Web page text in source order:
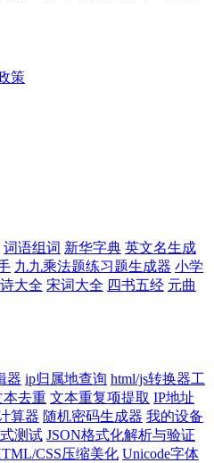
策
词语组词 新华字典 英文名生成
九九乘法题练习题生成器 小学
大全 宋词大全 四书五经 元曲
器 ip归属地查询 html/js转换器工
本去重 文本重复项提取 IP地址
算器 随机密码生成器 我的设备
测试 JSON格式化解析与验证
CSS压缩美化 Unicode字体